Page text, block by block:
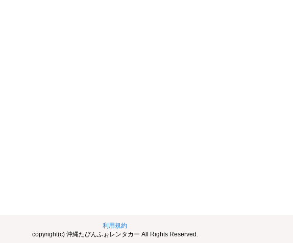
利用規約
copyright(c) 沖縄たびんふぉレンタカー All Rights Reserved.